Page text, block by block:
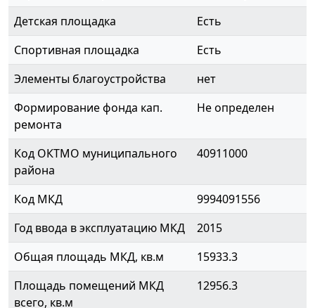
Детская площадка
Есть
Спортивная площадка
Есть
Элементы благоустройства
нет
Формирование фонда кап.
ремонта
Не определен
Код ОКТМО муниципального
района
40911000
Код МКД
9994091556
Год ввода в эксплуатацию МКД
2015
Общая площадь МКД, кв.м
15933.3
Площадь помещений МКД
всего, кв.м
12956.3